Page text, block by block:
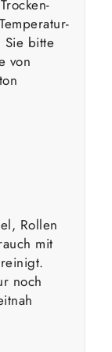
Sie bitte
von
Rollen
mit
noch